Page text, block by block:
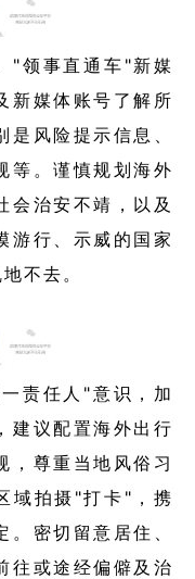
"领事直通车"新媒
新媒体账号了解所
风险提示信息、
等。谨慎规划海外
会治安不靖，以及
游行、示威的国家
不去。
责任人"意识，加
建议配置海外出行
，尊重当地风俗习
域拍摄"打卡"，携
密切留意居住、
往或途经偏僻及治